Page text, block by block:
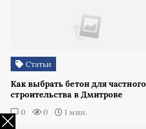
Статьи
Как выбрать бетон для частного
строительства в Дмитрове
0 0 1 мин.